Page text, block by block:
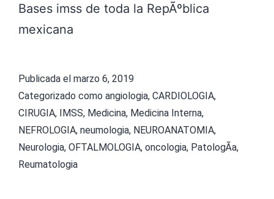
Bases imss de toda la RepÃºblica
mexicana
Publicada el marzo 6, 2019
Categorizado como angiologia, CARDIOLOGIA,
CIRUGIA, IMSS, Medicina, Medicina Interna,
NEFROLOGIA, neumologia, NEUROANATOMIA,
Neurologia, OFTALMOLOGIA, oncologia, PatologÃ­a,
Reumatologia